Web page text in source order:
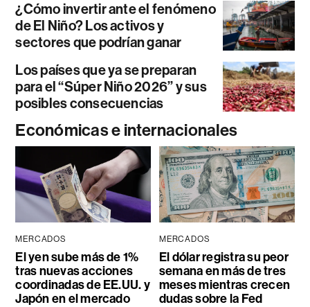
¿Cómo invertir ante el fenómeno
de El Niño? Los activos y
sectores que podrían ganar
Los países que ya se preparan
para el “Súper Niño 2026” y sus
posibles consecuencias
Económicas e internacionales
MERCADOS
El yen sube más de 1%
tras nuevas acciones
coordinadas de EE.UU. y
Japón en el mercado
MERCADOS
El dólar registra su peor
semana en más de tres
meses mientras crecen
dudas sobre la Fed